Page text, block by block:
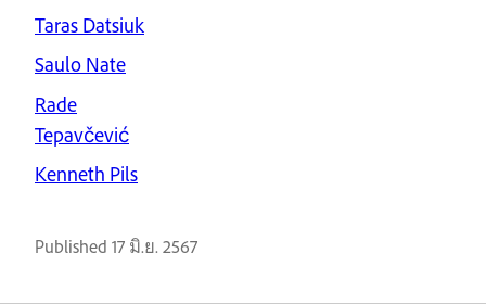
Taras Datsiuk
Saulo Nate
Rade
Tepavčević
Kenneth Pils
Published 17 มิ.ย. 2567